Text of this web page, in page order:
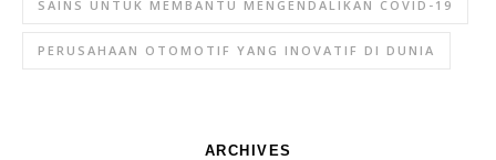
SAINS UNTUK MEMBANTU MENGENDALIKAN COVID-19
PERUSAHAAN OTOMOTIF YANG INOVATIF DI DUNIA
ARCHIVES